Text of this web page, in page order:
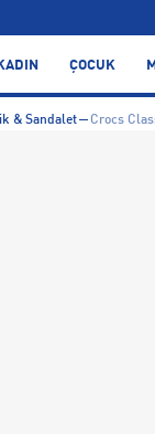
ÇOCUK
& Sandalet
Crocs